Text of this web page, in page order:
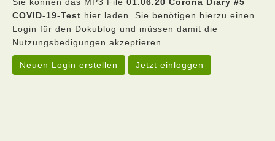
COVID-19-Test hier laden. Sie benötigen hierzu einen
Login für den Dokublog und müssen damit die
Nutzungsbedigungen akzeptieren.
Neuen Login erstellen Jetzt einloggen